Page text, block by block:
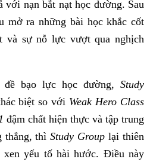
với nạn bắt nạt học đường. Sau
mở ra những bài học khắc cốt
và sự nỗ lực vượt qua nghịch
bạo lực học đường, Study
biệt so với Weak Hero Class
đậm chất hiện thực và tập trung
thẳng, thìStudy Group lại thiên
xen yếu tố hài hước. Điều này